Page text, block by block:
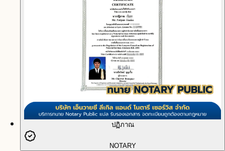
ปฏิภาณ
NOTARY